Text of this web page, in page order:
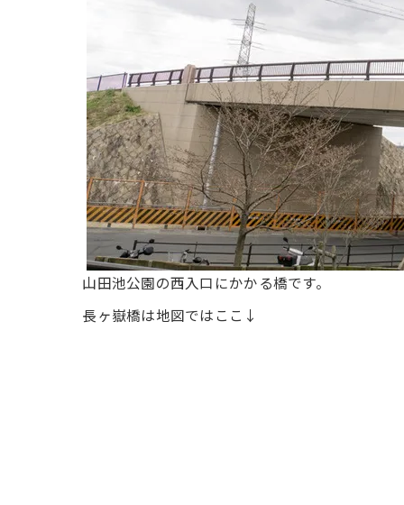
山田池公園の西入口にかかる橋です。
長ヶ嶽橋は地図ではここ↓